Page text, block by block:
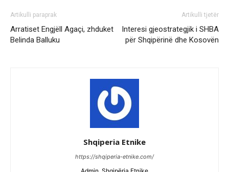
Artikulli paraprak
Arratiset Engjëll Agaçi, zhduket
Belinda Balluku
Artikulli tjetër
Interesi gjeostrategjik i SHBA
për Shqipërinë dhe Kosovën
Shqiperia Etnike
https://shqiperia-etnike.com/